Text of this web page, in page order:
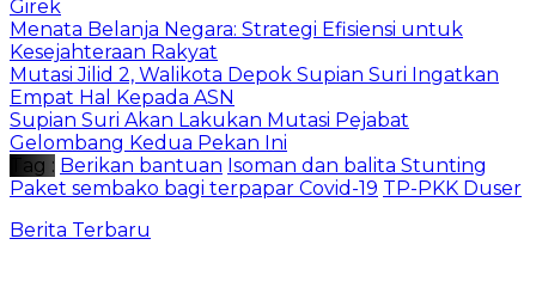
Girek
Menata Belanja Negara: Strategi Efisiensi untuk
Kesejahteraan Rakyat
Mutasi Jilid 2, Walikota Depok Supian Suri Ingatkan
Empat Hal Kepada ASN
Supian Suri Akan Lakukan Mutasi Pejabat
Gelombang Kedua Pekan Ini
Tag : Berikan bantuan Isoman dan balita Stunting
Paket sembako bagi terpapar Covid-19 TP-PKK Duser
Berita Terbaru